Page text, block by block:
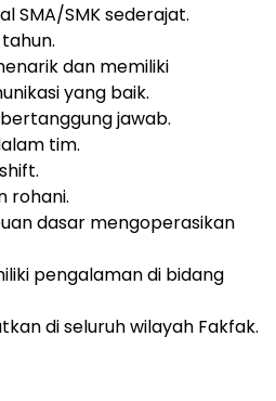
SMA/SMK sederajat.
dan memiliki
yang baik.
jawab.
tim.
rohani.
dasar mengoperasikan
pengalaman di bidang
di seluruh wilayah Fakfak.